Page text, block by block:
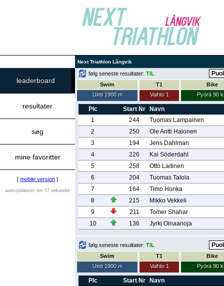
Next Triathlon Långvik
leaderboard
resultater
søg
mine favoritter
[ mobile version ]
auto-opdaterer om 57 sekunder
følg seneste resultater: TIL
Swim
Uinti 1900 m
T1
Vaihto 1
Bike
Pyörä 90
Plc Start Nr
Navn
1
244
Tuomas Lampainen
2
250
Ole Antti Halonen
3
194
Jens Dahlman
4
226
Kai Söderdahl
5
258
Otto Laitinen
6
204
Tuomas Talola
7
164
Timo Honka
8
215
Mikko Vekkeli
9
211
Tomer Shahar
10
136 Jyrki Oinaanoja
følg seneste resultater: TIL
Swim
Uinti 1900 m
T1
Vaihto 1
Bike
Pyörä 90
Plc Start Nr
Navn